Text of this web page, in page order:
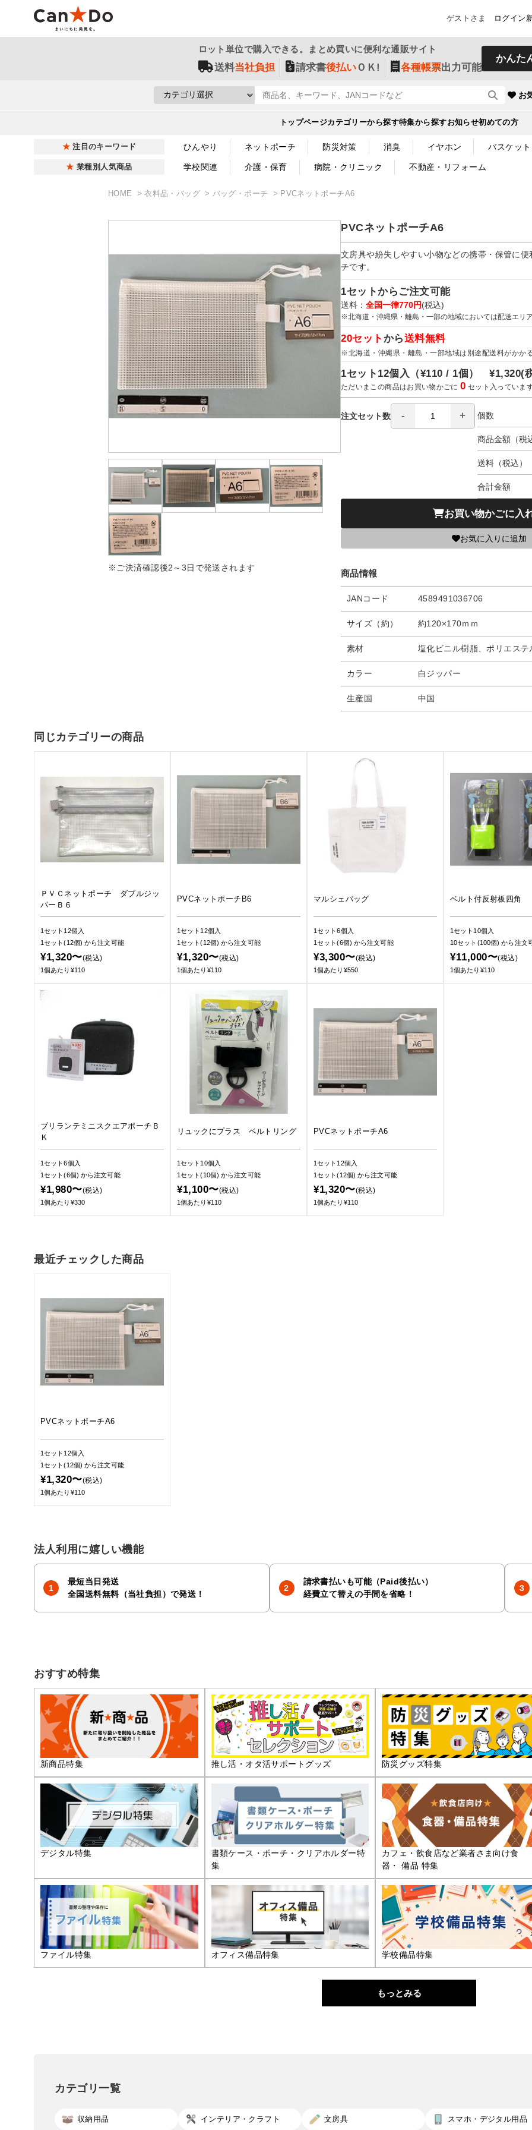
ゲストさま ログイン
ロット単位で購入できる。まとめ買いに便利な通販サイト
送料当社負担 請求書後払いＯＫ! 各種帳票出力可能
かんた
お
トップページカテゴリーから探す特集から探すお知らせ初めての方
注目のキーワード ひんやり ネットポーチ 防災対策 消臭 イヤホン バスケット
業種別人気商品 学校関連 介護・保育 病院・クリニック 不動産・リフォーム
HOME 衣料品・バッグ バッグ・ポーチ PVCネットポーチA6
※ご決済確認後2～3日で発送されます
PVCネットポーチA6
文房具や紛失しやすい小物などの携帯・保管に
チです。
1セットからご注文可能
送料： 全国一律770円(税込)
※北海道・沖縄県・離島・一部の地域においては配送エリ
20セット から送料無料
※北海道・沖縄県・離島・一部地域は別途配送料がかか
1セット12個入（¥110 / 1個）¥1,320(
ただいまこの商品はお買い物かごに0 セット入っていま
注文セット数 個数
商品金額（税
送料（税込）
合計金額
お買い物かごに入
お気に入りに追加
商品情報
JANコード 4589491036706
サイズ（約） 約120×170ｍｍ
素材 塩化ビニル樹脂、ポリエステ
カラー 白ジッパー
生産国 中国
同じカテゴリーの商品
ＰＶＣネットポーチ ダブルジッ
パーＢ６
1セット12個入
1セット(12個)から注文可能
¥1,320〜(税込)
1個あたり¥110
PVCネットポーチB6
1セット12個入
1セット(12個)から注文可能
¥1,320〜(税込)
1個あたり¥110
マルシェバッグ
1セット6個入
1セット(6個) から注文可能
¥3,300〜(税込)
1個あたり¥550
ベルト付反射板四角
1セット10個入
10セット(100個)から注文
¥11,000〜(税込)
1個あたり¥110
ブリランテミニスクエアポーチＢ
Ｋ
1セット6個入
1セット(6個) から注文可能
¥1,980〜(税込)
1個あたり¥330
リュックにプラス ベルトリング
1セット10個入
1セット(10個)から注文可能
¥1,100〜(税込)
1個あたり¥110
PVCネットポーチA6
1セット12個入
1セット(12個)から注文可能
¥1,320〜(税込)
1個あたり¥110
最近チェックした商品
PVCネットポーチA6
1セット12個入
1セット(12個)から注文可能
¥1,320〜(税込)
1個あたり¥110
法人利用に嬉しい機能
最短当日発送
全国送料無料（当社負担）で発送！
請求書払いも可能（Paid後払い）
経費立て替えの手間を省略！
おすすめ特集
新商品特集 推し活・オタ活サポートグッズ 防災グッズ特集
デジタル特集
書類ケース・ポーチ・クリアホルダー特
集
カフェ・飲食店など業者さま向け食
器・ 備品 特集
ファイル特集 オフィス備品特集 学校備品特集
もっとみる
カテゴリ一覧
収納用品 インテリア・クラフト 文房具 スマホ・デジタル用品